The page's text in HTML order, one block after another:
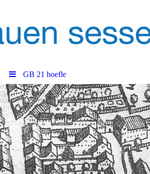
GB 21 hoefle